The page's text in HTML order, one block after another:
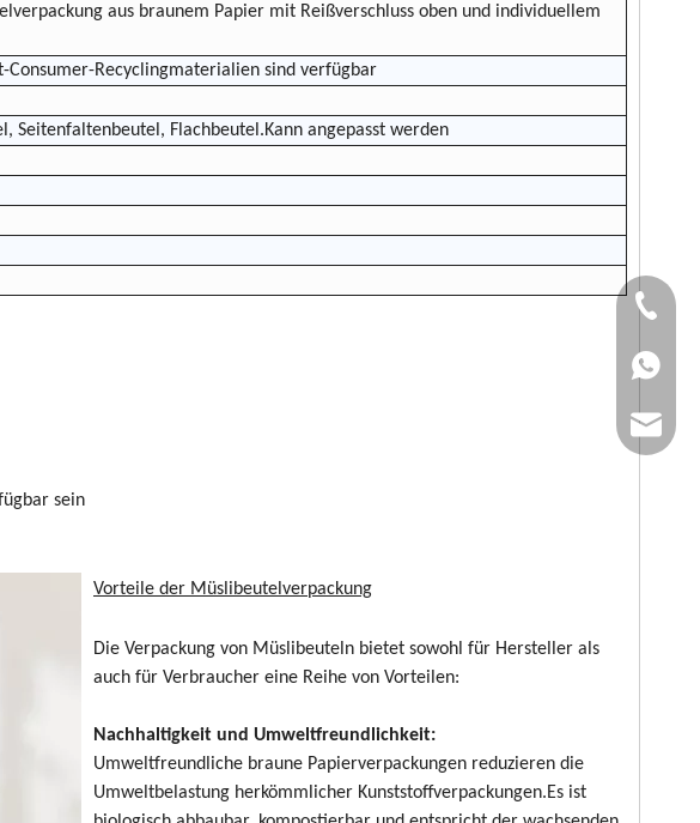
aus braunem Papier mit Reißverschluss oben und individuellem
Consumer-Recyclingmaterialien sind verfügbar
Seitenfaltenbeutel, Flachbeutel.Kann angepasst werden
sein
Vorteile der Müslibeutelverpackung
Die Verpackung von Müslibeuteln bietet sowohl für Hersteller als
auch für Verbraucher eine Reihe von Vorteilen:
Nachhaltigkeit und Umweltfreundlichkeit:
Umweltfreundliche braune Papierverpackungen reduzieren die
Umweltbelastung herkömmlicher Kunststoffverpackungen.Es ist
TEL：
E-Mail: